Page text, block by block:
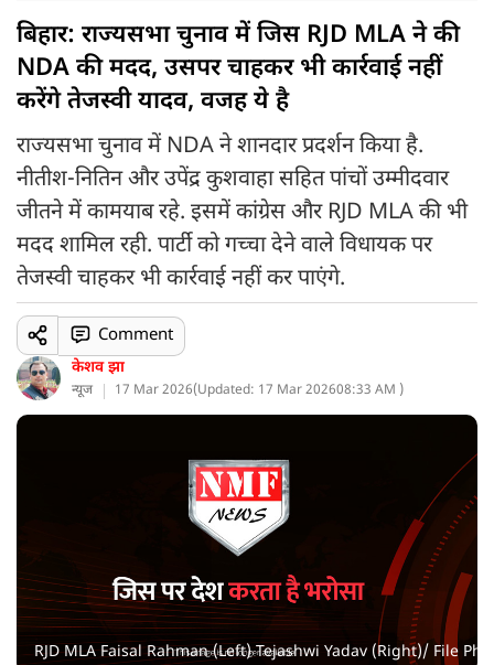
बिहार: राज्यसभा चुनाव में जिस RJD MLA ने की
NDA की मदद, उसपर चाहकर भी कार्रवाई नहीं
करेंगे तेजस्वी यादव, वजह ये है
राज्यसभा चुनाव में NDA ने शानदार प्रदर्शन किया है.
नीतीश-नितिन और उपेंद्र कुशवाहा सहित पांचों उम्मीदवार
जीतने में कामयाब रहे. इसमें कांग्रेस और RJD MLA की भी
मदद शामिल रही. पार्टी को गच्चा देने वाले विधायक पर
तेजस्वी चाहकर भी कार्रवाई नहीं कर पाएंगे.
केशव झा
न्यूज 17 Mar 2026(Updated: 17 Mar 202608:33 AM )
Comment
RJD MLA Faisal Rahman (Left) Tejashwi Yadav (Right)/ File